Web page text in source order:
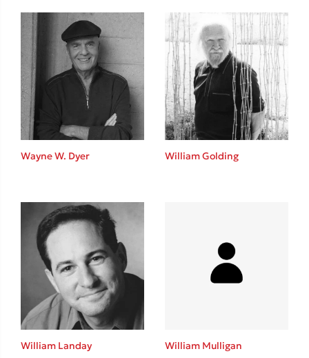
Ιωάννης Γλωσσόπουλος
Ένας γίγαντας στο σχολείο
Δανάη Δεληγεώργη
Mel Robbins
Η μέθοδος Αφήστε τους
Wayne W. Dyer William Golding
William Landay William Mulligan